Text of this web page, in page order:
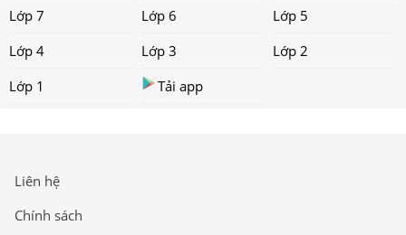
Lớp 7
Lớp 6
Lớp 5
Lớp 4
Lớp 3
Lớp 2
Lớp 1
Tải app
Liên hệ
Chính sách